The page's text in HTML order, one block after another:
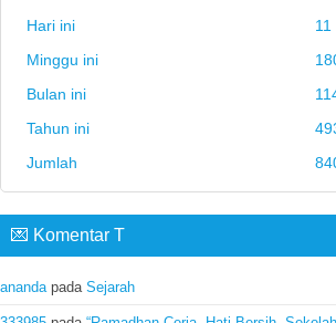
Hari ini
11
Minggu ini
Bulan ini
Tahun ini
Jumlah
💌 Komentar T
anandapada Sejarah